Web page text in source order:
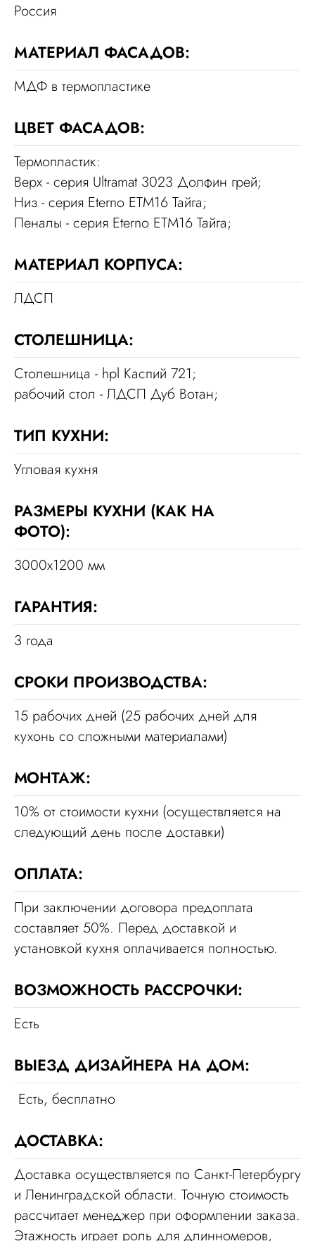
Россия
МАТЕРИАЛ ФАСАДОВ:
МДФ в термопластике
ЦВЕТ ФАСАДОВ:
Термопластик:
Верх - серия Ultramat 3023 Долфин грей;
Низ - серия Eterno ETM16 Тайга;
Пеналы - серия Eterno ETM16 Тайга;
МАТЕРИАЛ КОРПУСА:
ЛДСП
СТОЛЕШНИЦА:
Столешница - hpl Каспий 721;
рабочий стол - ЛДСП Дуб Вотан;
ТИП КУХНИ:
Угловая кухня
РАЗМЕРЫ КУХНИ (КАК НА
ФОТО):
3000x1200 мм
ГАРАНТИЯ:
3 года
СРОКИ ПРОИЗВОДСТВА:
15 рабочих дней (25 рабочих дней для
кухонь со сложными материалами)
МОНТАЖ:
10% от стоимости кухни (осуществляется на
следующий день после доставки)
ОПЛАТА:
При заключении договора предоплата
составляет 50%. Перед доставкой и
установкой кухня оплачивается полностью.
ВОЗМОЖНОСТЬ РАССРОЧКИ:
Есть
ВЫЕЗД ДИЗАЙНЕРА НА ДОМ:
Есть, бесплатно
ДОСТАВКА:
Доставка осуществляется по Санкт-Петербургу
и Ленинградской области. Точную стоимость
рассчитает менеджер при оформлении заказа.
Этажность играет роль для длинномеров,